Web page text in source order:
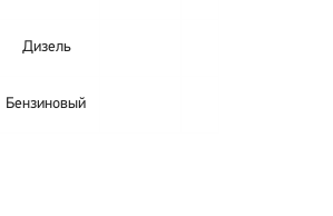
Дизель
Бензиновый